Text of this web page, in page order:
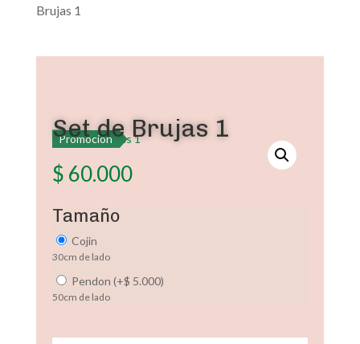
Brujas 1
Promoción
Set de Brujas 1
$ 60.000
Tamaño
Cojin
30cm de lado
Pendon (+$ 5.000)
50cm de lado